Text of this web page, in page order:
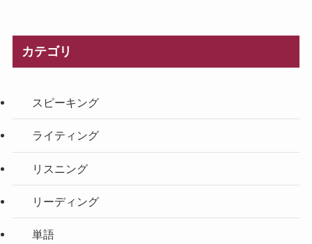
カテゴリ
スピーキング
ライティング
リスニング
リーディング
単語